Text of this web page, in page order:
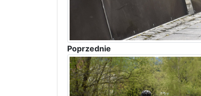
Poprzednie